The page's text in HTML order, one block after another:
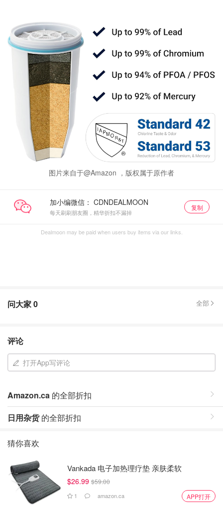
图片来自于@Amazon ，版权属于原作者
加小编微信：
每天刷刷朋友圈，精华折扣不漏掉
复制
Dealmoon may be paid when users buy items via our links.
问大家0 全部
评论
打开App写评论
Amazon.ca 的全部折扣
日用杂货的全部折扣
猜你喜欢
Vankada 电子加热理疗垫 亲肤柔软
$26.99 $59.00
1 amazon.ca APP打开